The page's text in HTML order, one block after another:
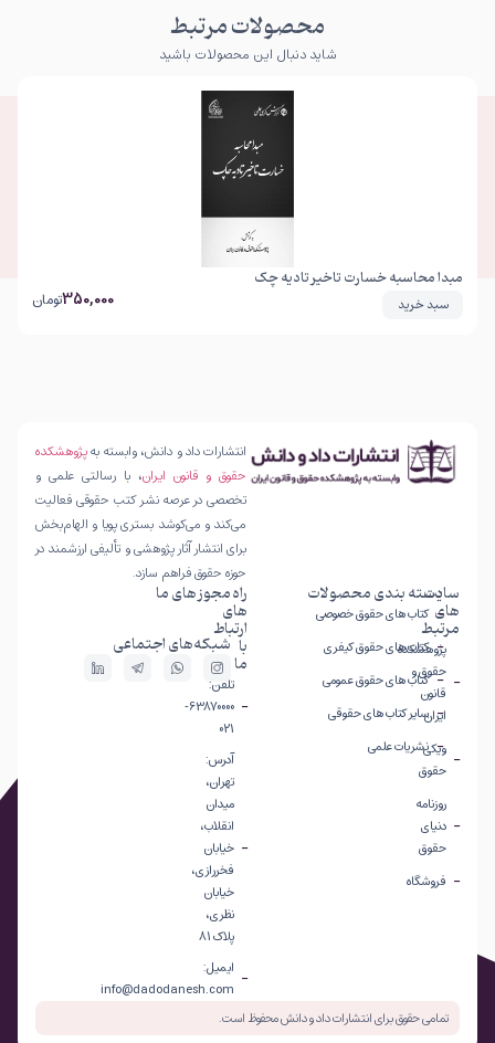
محصولات مرتبط
شاید دنبال این محصولات باشید
مبدا محاسبه خسارت تاخیر تادیه چک
سبد خرید 350,000تومان
انتشارات داد و دانش، وابسته بهپژوهشکده
حقوق و قانون ایران، با رسالتی علمی و
تخصصی در عرصه نشر کتب حقوقی فعالیت
می‌کند و می‌کوشد بستری پویا و الهام‌بخش
برای انتشار آثار پژوهشی و تألیفی ارزشمند در
حوزه حقوق فراهم سازد.
سایت
های
مرتبط
پژوهشکده
حقوق و
قانون
ایران
ویکی
حقوق
روزنامه
دنیای
حقوق
فروشگاه
دسته بندی محصولات
کتاب های حقوق خصوصی
کتاب های حقوق کیفری
کتاب های حقوق عمومی
سایر کتاب های حقوقی
نشریات علمی
راه
های
ارتباط
با
ما
تلفن:
63870000-
021
آدرس:
تهران،
میدان
انقلاب،
خیابان
فخررازی،
خیابان
نظری،
پلاک 81
ایمیل:
info@dadodanesh.com
مجوز های ما
شبکه‌های اجتماعی
تمامی حقوق برای انتشارات داد و دانش محفوظ است.